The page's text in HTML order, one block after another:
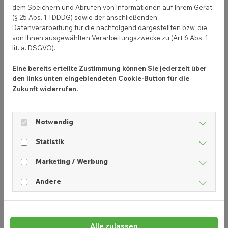
2. Fielmann Blog
Tipps rund um Brillenmode, Pflege und Trends. Ein
Artikel „So wählst du die perfekte Brille für deine
langfristig.
3. Regionaler Handwerksbetrieb
zeigen Expertise und ziehen neue Kunden an.
4 häufig gestellte Fragen zu
Unternehmensblogs
1. Kann ich mit einem Blog Geld verdienen?
Direkt nicht. Ein Blog ist ein Marketinginstrument,
dem Speichern und Abrufen von Informationen auf Ihrem Gerät
(§ 25 Abs. 1 TDDDG) sowie der anschließenden
Datenverarbeitung für die nachfolgend dargestellten bzw. die
von Ihnen ausgewählten Verarbeitungszwecke zu (Art 6 Abs. 1
lit. a. DSGVO).
Eine bereits erteilte Zustimmung können Sie jederzeit über
den links unten eingeblendeten Cookie-Button für die
Zukunft widerrufen.
Notwendig
Statistik
Marketing / Werbung
Andere
Alle zulassen